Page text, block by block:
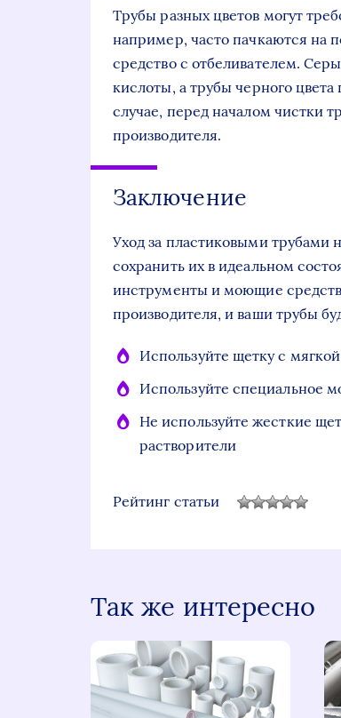
Трубы разных цветов могут
например, часто пачкаются на
средство с отбеливателем.
кислоты, а трубы черного
случае, перед началом чистки
производителя.
Заключение
Уход за пластиковыми трубами
сохранить их в идеальном
инструменты и моющие
производителя, и ваши трубы
Используйте щетку с
Используйте специальное
Не используйте жесткие
растворители
Рейтинг статьи
Так же интересно